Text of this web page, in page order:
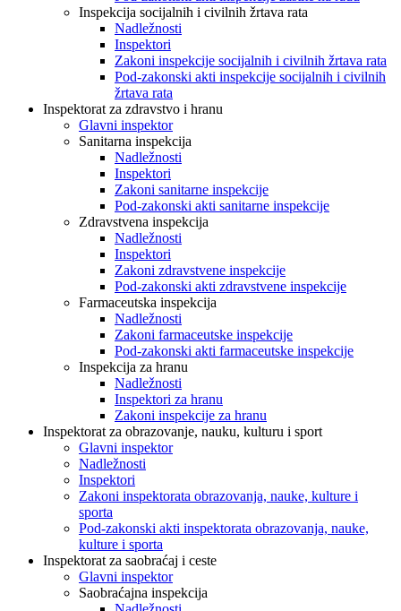
Inspekcija socijalnih i civilnih žrtava rata
Nadležnosti
Inspektori
Zakoni inspekcije socijalnih i civilnih žrtava rata
Pod-zakonski akti inspekcije socijalnih i civilnih
žrtava rata
Inspektorat za zdravstvo i hranu
Glavni inspektor
Sanitarna inspekcija
Nadležnosti
Inspektori
Zakoni sanitarne inspekcije
Pod-zakonski akti sanitarne inspekcije
Zdravstvena inspekcija
Nadležnosti
Inspektori
Zakoni zdravstvene inspekcije
Pod-zakonski akti zdravstvene inspekcije
Farmaceutska inspekcija
Nadležnosti
Zakoni farmaceutske inspekcije
Pod-zakonski akti farmaceutske inspekcije
Inspekcija za hranu
Nadležnosti
Inspektori za hranu
Zakoni inspekcije za hranu
Inspektorat za obrazovanje, nauku, kulturu i sport
Glavni inspektor
Nadležnosti
Inspektori
Zakoni inspektorata obrazovanja, nauke, kulture i
sporta
Pod-zakonski akti inspektorata obrazovanja, nauke,
kulture i sporta
Inspektorat za saobraćaj i ceste
Glavni inspektor
Saobraćajna inspekcija